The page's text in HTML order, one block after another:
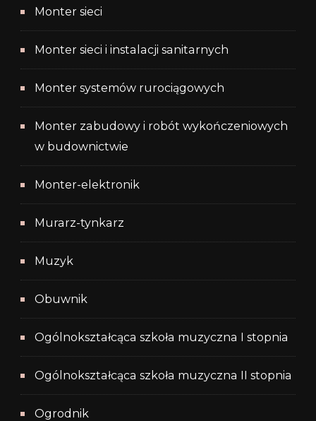
Monter sieci
Monter sieci i instalacji sanitarnych
Monter systemów rurociągowych
Monter zabudowy i robót wykończeniowych
w budownictwie
Monter-elektronik
Murarz-tynkarz
Muzyk
Obuwnik
Ogólnokształcąca szkoła muzyczna I stopnia
Ogólnokształcąca szkoła muzyczna II stopnia
Ogrodnik